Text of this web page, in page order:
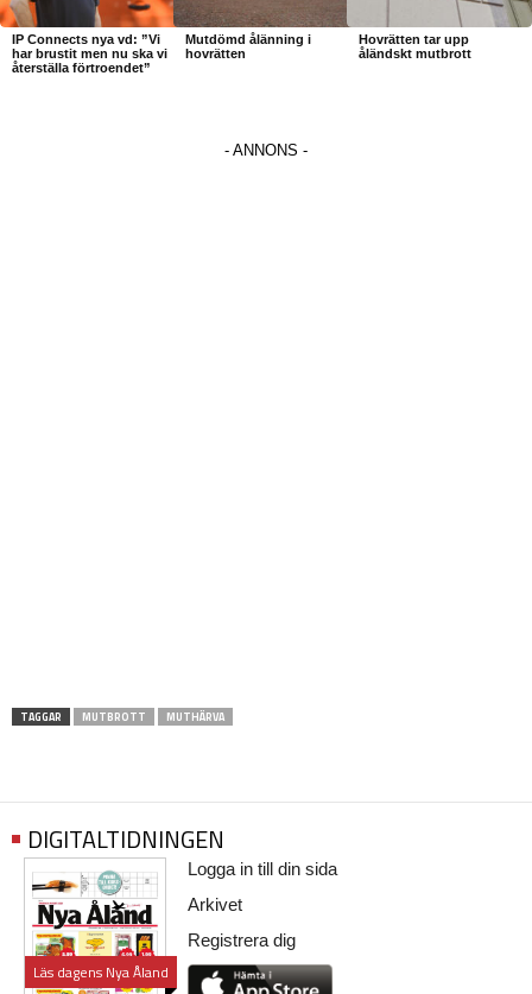
IP Connects nya vd: ”Vi
har brustit men nu ska vi
återställa förtroendet”
Mutdömd ålänning i
hovrätten
Hovrätten tar upp
åländskt mutbrott
TAGGAR MUTBROTT MUTHÄRVA
DIGITALTIDNINGEN
Läs dagens Nya Åland
Logga in till din sida
Arkivet
Registrera dig